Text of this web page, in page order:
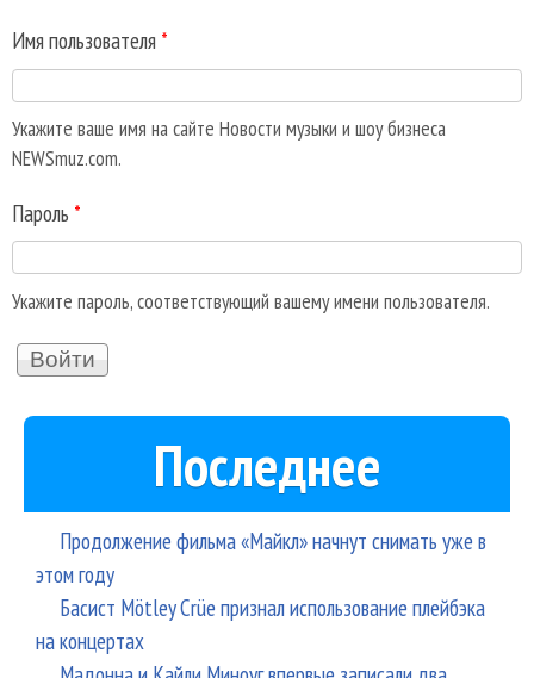
Имя пользователя *
Укажите ваше имя на сайте Новости музыки и шоу бизнеса
NEWSmuz.com.
Пароль *
Укажите пароль, соответствующий вашему имени пользователя.
Последнее
Продолжение фильма «Майкл» начнут снимать уже в
этом году
Басист Mötley Crüe признал использование плейбэка
на концертах